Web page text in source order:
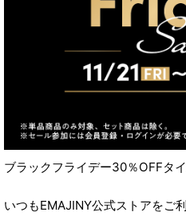
ブラックフライデー30％OFFタ
いつもEMAJINY公式ストアをご